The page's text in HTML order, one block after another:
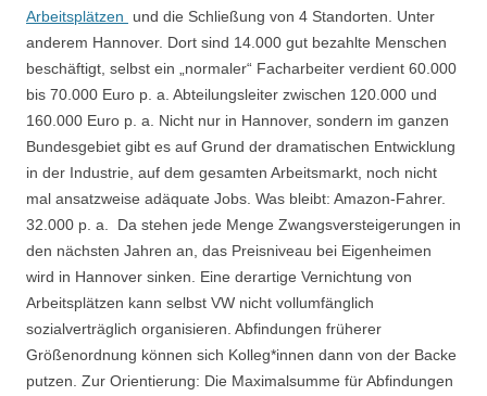
Arbeitsplätzen
und die Schließung von 4 Standorten. Unter
anderem Hannover. Dort sind 14.000 gut bezahlte Menschen
beschäftigt, selbst ein „normaler“ Facharbeiter verdient 60.000
bis 70.000 Euro p. a. Abteilungsleiter zwischen 120.000 und
160.000 Euro p. a. Nicht nur in Hannover, sondern im ganzen
Bundesgebiet gibt es auf Grund der dramatischen Entwicklung
in der Industrie, auf dem gesamten Arbeitsmarkt, noch nicht
mal ansatzweise adäquate Jobs. Was bleibt: Amazon-Fahrer.
32.000 p. a. Da stehen jede Menge Zwangsversteigerungen in
den nächsten Jahren an, das Preisniveau bei Eigenheimen
wird in Hannover sinken. Eine derartige Vernichtung von
Arbeitsplätzen kann selbst VW nicht vollumfänglich
sozialverträglich organisieren. Abfindungen früherer
Größenordnung können sich Kolleg*innen dann von der Backe
putzen. Zur Orientierung: Die Maximalsumme für Abfindungen